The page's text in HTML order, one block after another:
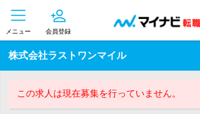
メニュー 会員登録
株式会社ラストワンマイル
この求人は現在募集を行っていません。